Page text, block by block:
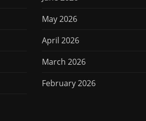
May 2026
April 2026
March 2026
February 2026